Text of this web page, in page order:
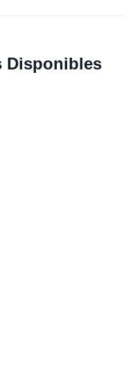
Disponibles